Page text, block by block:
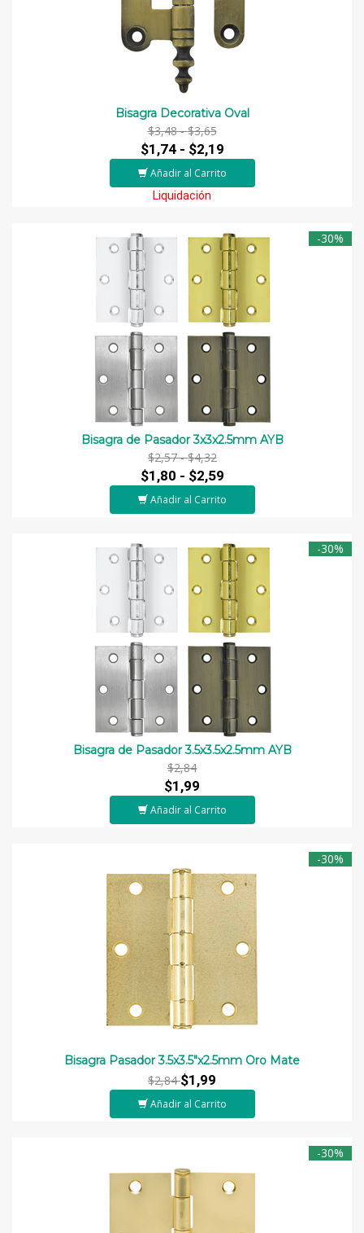
Bisagra Decorativa Oval
$3,48 -$3,65
$1,74 - $2,19
Añadir al Carrito
Liquidación
-30%
Bisagra de Pasador 3x3x2.5mm AYB
$2,57 -$4,32
$1,80 - $2,59
Añadir al Carrito
-30%
Bisagra de Pasador 3.5x3.5x2.5mm AYB
$2,84
$1,99
Añadir al Carrito
-30%
Bisagra Pasador 3.5x3.5"x2.5mm Oro Mate
$2,84$1,99
Añadir al Carrito
-30%